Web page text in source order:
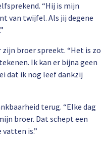
“Hij is mijn
van twijfel. Als jij degene
broer spreekt. “Het is zo
Ik kan er bijna geen
dat ik nog leef dankzij
terug. “Elke dag
broer. Dat schept een
is.”